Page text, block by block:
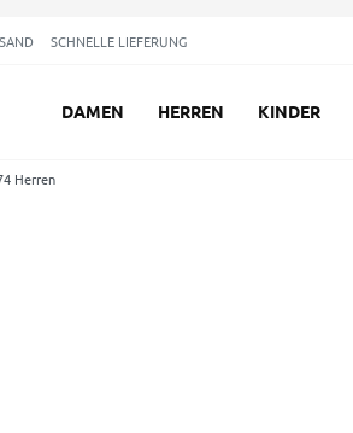
SCHNELLE LIEFERUNG
DAMEN HERREN KINDER
Herren